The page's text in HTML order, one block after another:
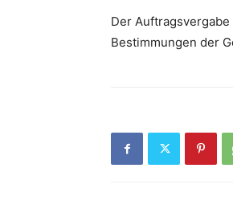
Der
Bestimmungen der